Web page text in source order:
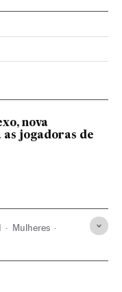
nova
jogadoras de
Mulheres